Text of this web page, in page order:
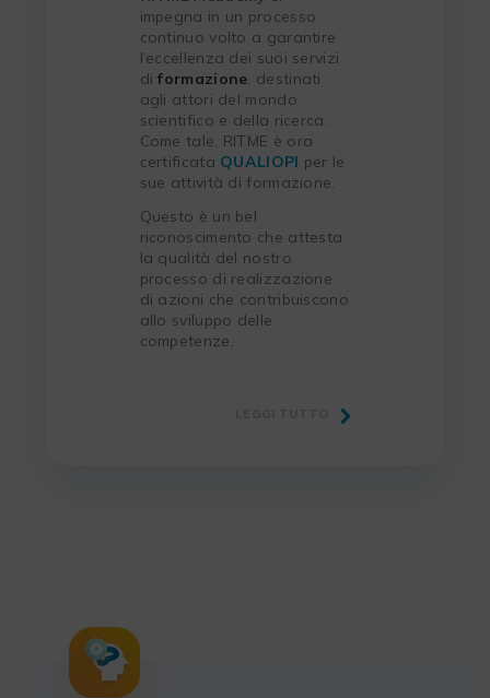
impegna in un processo
continuo volto a garantire
l’eccellenza dei suoi servizi
diformazione, destinati
agli attori del mondo
scientifico e della ricerca.
Come tale, RITME è ora
certificata QUALIOPI per le
sue attività di formazione.
Questo è un bel
riconoscimento che attesta
la qualità del nostro
processo di realizzazione
di azioni che contribuiscono
allo sviluppo delle
competenze.